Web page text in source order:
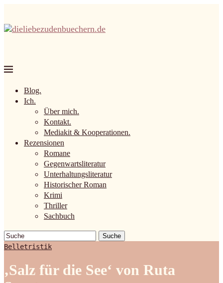
Blog.
Ich.
Über mich.
Kontakt.
Mediakit & Kooperationen.
Rezensionen
Romane
Gegenwartsliteratur
Unterhaltungsliteratur
Historischer Roman
Krimi
Thriller
Sachbuch
Suche
Belletristik
‚Salz für die See‘ von Ruta